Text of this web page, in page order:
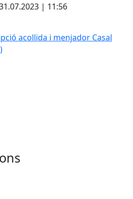
| 11:56
acollida i menjador Casal